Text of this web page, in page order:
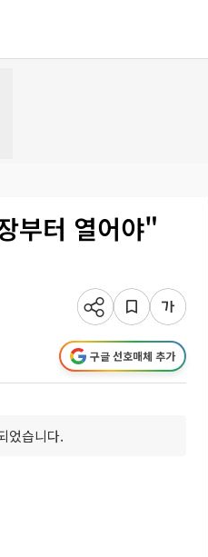
부터 열어야"
구글 선호매체 추가
었습니다.